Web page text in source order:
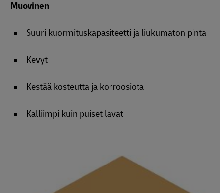
Muovinen
Suuri kuormituskapasiteetti ja liukumaton pinta
Kevyt
Kestää kosteutta ja korroosiota
Kalliimpi kuin puiset lavat